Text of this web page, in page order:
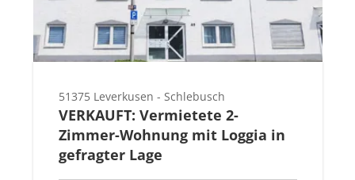
51375 Leverkusen - Schlebusch
VERKAUFT: Vermietete 2-
Zimmer-Wohnung mit Loggia in
gefragter Lage